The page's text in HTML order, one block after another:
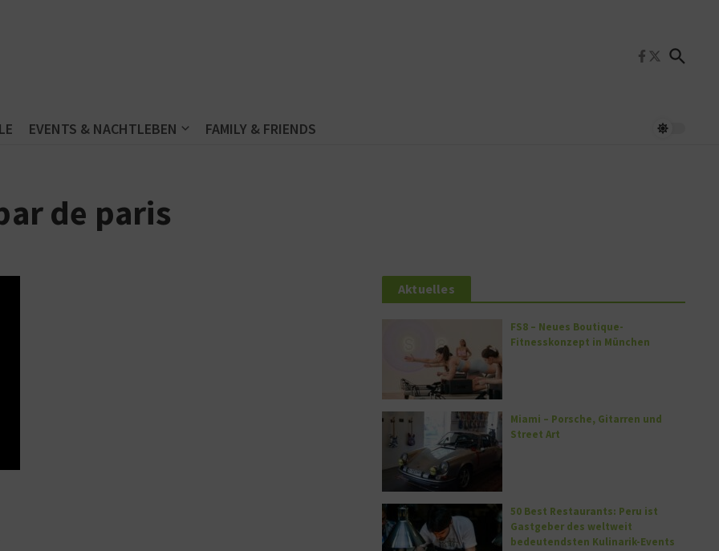
EVENTS & NACHTLEBEN FAMILY & FRIENDS
de paris
Aktuelles
FS8 – Neues Boutique-
Fitnesskonzept in München
Miami – Porsche, Gitarren und
Street Art
50 Best Restaurants: Peru ist
Gastgeber des weltweit
bedeutendsten Kulinarik-Events